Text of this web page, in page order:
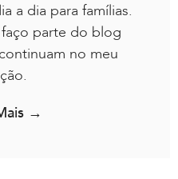
a dia para famílias.
parte do blog
no meu
→